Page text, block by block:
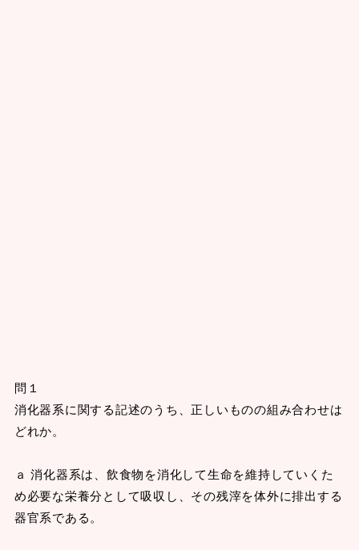
問１
消化器系に関する記述のうち、正しいものの組み合わせは
どれか。
ａ 消化器系は、飲食物を消化して生命を維持していくた
め必要な栄養分として吸収し、その残滓を体外に排出する
器官系である。